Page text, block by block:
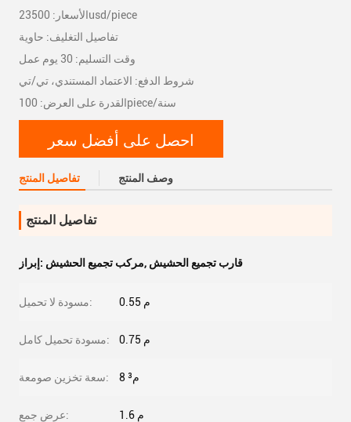
الأسعار: 23500usd/piece
تفاصيل التغليف: حاوية
وقت التسليم: 30 يوم عمل
شروط الدفع: الاعتماد المستندي، تي/تي
القدرة على العرض: 100piece/سنة
احصل على أفضل سعر
تفاصيل المنتج وصف المنتج
تفاصيل المنتج
إبراز: مركب تجميع الحشيش, قارب تجميع الحشيش
مسودة لا تحميل: 0.55 م
مسودة تحميل كامل: 0.75 م
سعة تخزين صومعة: 8 م³
عرض جمع: 1.6 م